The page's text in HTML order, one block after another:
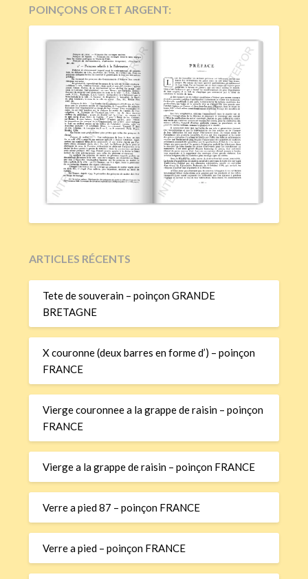
POINÇONS OR ET ARGENT:
ARTICLES RÉCENTS
Tete de souverain – poinçon GRANDE
BRETAGNE
X couronne (deux barres en forme d’) – poinçon
FRANCE
Vierge couronnee a la grappe de raisin – poinçon
FRANCE
Vierge a la grappe de raisin – poinçon FRANCE
Verre a pied 87 – poinçon FRANCE
Verre a pied – poinçon FRANCE